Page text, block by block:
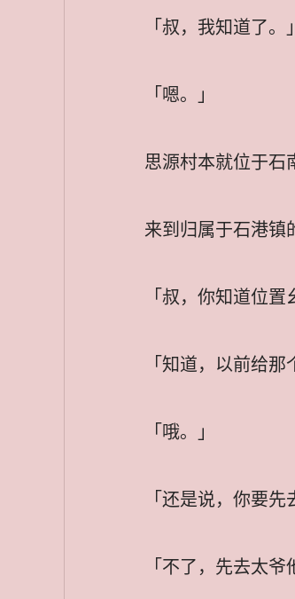
「叔，我知道了。」
「嗯。」
思源村本就位于石
来到归属于石港镇
「叔，你知道位置
「知道，以前给那
「哦。」
「还是说，你要先
「不了，先去太爷